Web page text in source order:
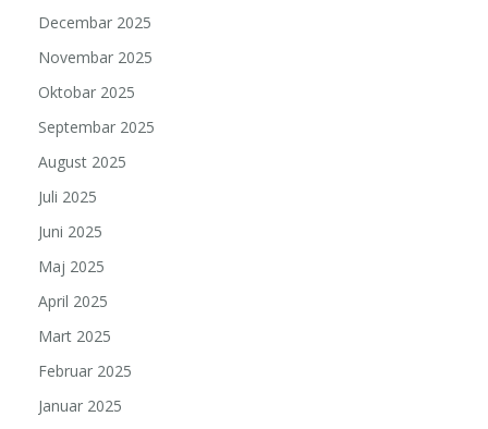
Decembar 2025
Novembar 2025
Oktobar 2025
Septembar 2025
August 2025
Juli 2025
Juni 2025
Maj 2025
April 2025
Mart 2025
Februar 2025
Januar 2025